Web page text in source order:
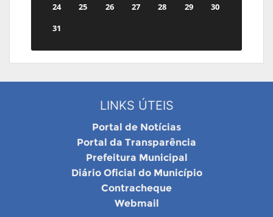
24
25 26 27 28 29
30
31
LINKS ÚTEIS
Portal de Notícias
Portal da Transparência
Prefeitura Municipal
Diário Oficial do Município
Contracheque
Webmail